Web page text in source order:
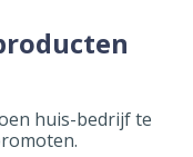
huis-bedrijf te